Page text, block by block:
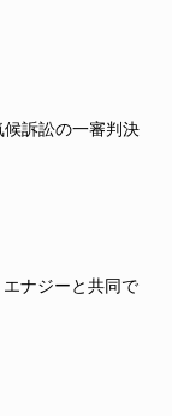
候訴訟の一審判決
ナジーと共同で